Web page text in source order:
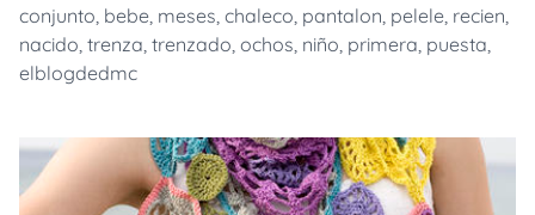
conjunto, bebe, meses, chaleco, pantalon, pelele, recien,
nacido, trenza, trenzado, ochos, niño, primera, puesta,
elblogdedmc